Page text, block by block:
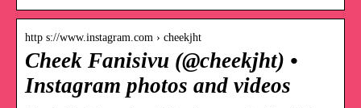
http s://www.instagram.com › cheekjht
Cheek Fanisivu (@cheekjht) •
Instagram photos and videos